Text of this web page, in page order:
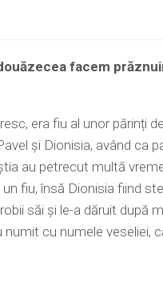
facem
era fiu al unor părinți
și Dionisia, având ca
au petrecut multă
fiu, însă Dionisia fiind
săi și le-a dăruit după
numit cu numele veseliei,